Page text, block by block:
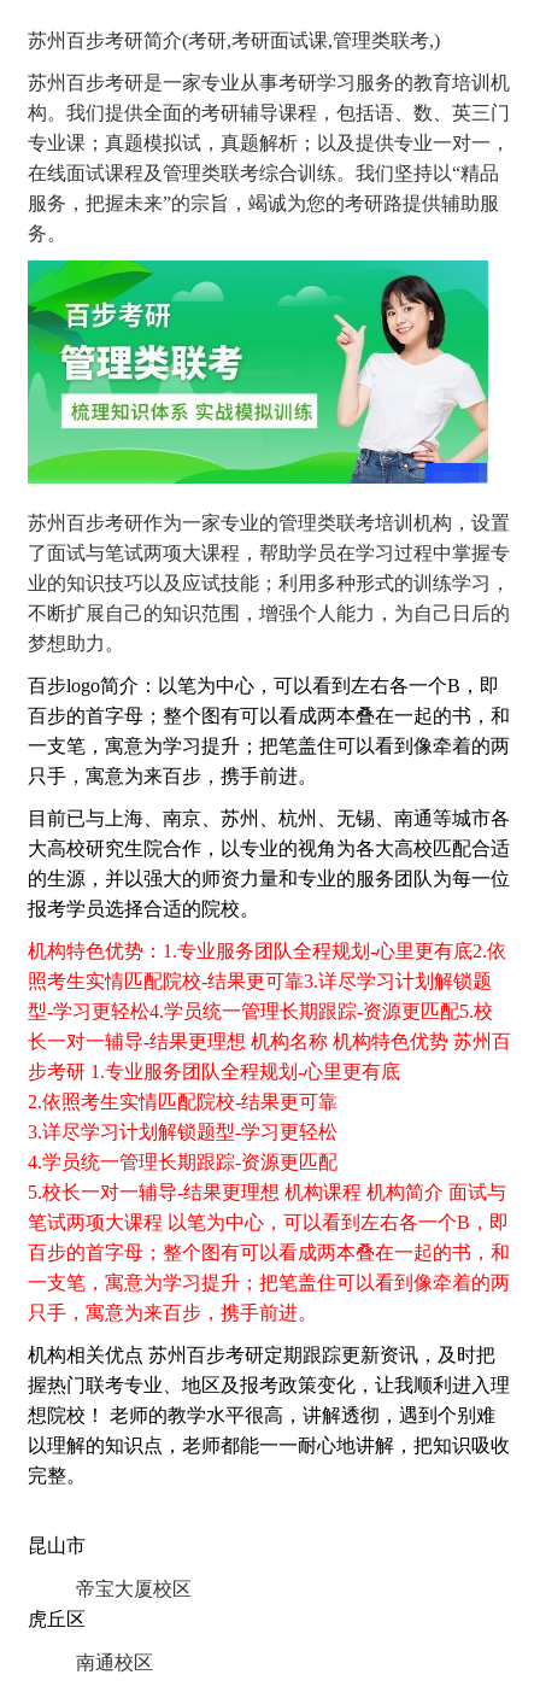
苏州百步考研简介(考研,考研面试课,管理类联考,)
苏州百步考研是一家专业从事考研学习服务的教育培训机
构。我们提供全面的考研辅导课程，包括语、数、英三门
专业课；真题模拟试，真题解析；以及提供专业一对一，
在线面试课程及管理类联考综合训练。我们坚持以“精品
服务，把握未来”的宗旨，竭诚为您的考研路提供辅助服
务。
苏州百步考研作为一家专业的管理类联考培训机构，设置
了面试与笔试两项大课程，帮助学员在学习过程中掌握专
业的知识技巧以及应试技能；利用多种形式的训练学习，
不断扩展自己的知识范围，增强个人能力，为自己日后的
梦想助力。
百步logo简介：以笔为中心，可以看到左右各一个B，即
百步的首字母；整个图有可以看成两本叠在一起的书，和
一支笔，寓意为学习提升；把笔盖住可以看到像牵着的两
只手，寓意为来百步，携手前进。
目前已与上海、南京、苏州、杭州、无锡、南通等城市各
大高校研究生院合作，以专业的视角为各大高校匹配合适
的生源，并以强大的师资力量和专业的服务团队为每一位
报考学员选择合适的院校。
机构特色优势：1.专业服务团队全程规划-心里更有底2.依
照考生实情匹配院校-结果更可靠3.详尽学习计划解锁题
型-学习更轻松4.学员统一管理长期跟踪-资源更匹配5.校
长一对一辅导-结果更理想 机构名称 机构特色优势 苏州百
步考研 1.专业服务团队全程规划-心里更有底
2.依照考生实情匹配院校-结果更可靠
3.详尽学习计划解锁题型-学习更轻松
4.学员统一管理长期跟踪-资源更匹配
5.校长一对一辅导-结果更理想机构课程 机构简介 面试与
笔试两项大课程 以笔为中心，可以看到左右各一个B，即
百步的首字母；整个图有可以看成两本叠在一起的书，和
一支笔，寓意为学习提升；把笔盖住可以看到像牵着的两
只手，寓意为来百步，携手前进。
机构相关优点 苏州百步考研定期跟踪更新资讯，及时把
握热门联考专业、地区及报考政策变化，让我顺利进入理
想院校！ 老师的教学水平很高，讲解透彻，遇到个别难
以理解的知识点，老师都能一一耐心地讲解，把知识吸收
完整。
昆山市
帝宝大厦校区
虎丘区
南通校区